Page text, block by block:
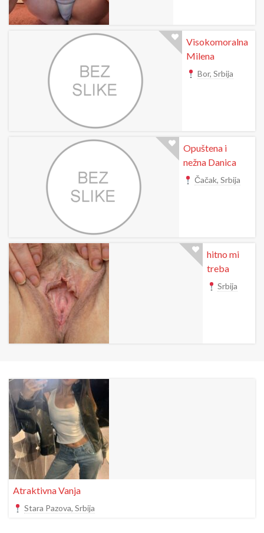
Visokomoralna
Milena
Bor, Srbija
Opuštena i
nežna Danica
Čačak, Srbija
hitno mi
treba
Srbija
Atraktivna Vanja
Stara Pazova, Srbija